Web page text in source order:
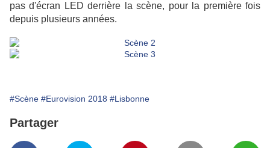
pas d'écran LED derrière la scène, pour la première fois
depuis plusieurs années.
#Scène #Eurovision 2018 #Lisbonne
Partager